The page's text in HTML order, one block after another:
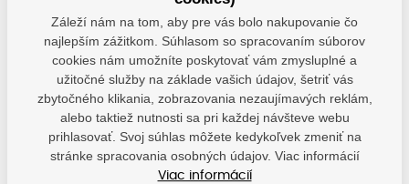
3 x LT-330CL nebo 2 x LT-340CL nebo 1 x LT-330CL
+ 1 x LT-340CL nebo TT-4000 s TC-4100
Dokončovací moduly Výstupní schránka MX-4000
100 listů x 4 zásobníky, konvertibilní na 400 listů x 2
zásobníky
Výstupní sešívačka SF-40004 - 500 listů (tiskem dolů)
- zaváděcí kazeta s 1 950 sponkami
Zásobník sponek SR100
2 kazety, každá s 5 000 sponkami
Záleží nám na tom, aby pre vás bolo nakupovanie čo
najlepším zážitkom. Súhlasom so spracovaním súborov
cookies nám umožníte poskytovať vám zmysluplné a
užitočné služby na základe vašich údajov, šetriť vás
zbytočného klikania, zobrazovania nezaujímavých reklám,
alebo taktiež nutnosti sa pri každej návšteve webu
prihlasovať. Svoj súhlas môžete kedykoľvek zmeniť na
stránke spracovania osobných údajov. Viac informácií
Viac informácií